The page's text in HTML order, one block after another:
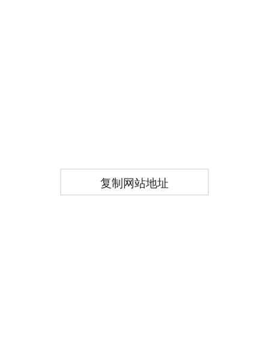
复制网站地址